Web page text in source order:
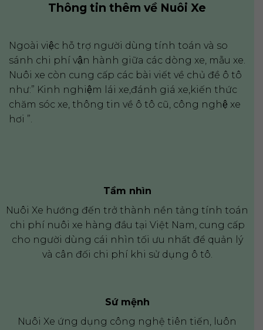
Thông tin thêm về Nuôi Xe
Ngoài việc hỗ trợ người dùng tính toán và so
sánh chi phí vận hành giữa các dòng xe, mẫu xe.
Nuôi xe còn cung cấp các bài viết về chủ đề ô tô
như:” Kinh nghiệm lái xe,đánh giá xe,kiến thức
chăm sóc xe, thông tin về ô tô cũ, công nghệ xe
hơi ”.
Tầm nhìn
Nuôi Xe hướng đến trở thành nền tảng tính toán
chi phí nuôi xe hàng đầu tại Việt Nam, cung cấp
cho người dùng cái nhìn tối ưu nhất để quản lý
và cân đối chi phí khi sử dụng ô tô.
Sứ mệnh
Nuôi Xe ứng dụng công nghệ tiên tiến, luôn